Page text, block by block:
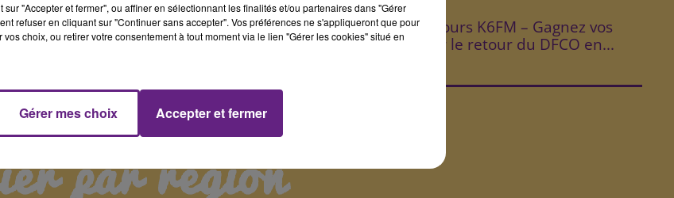
Fin : 14 août 2026
⚽ Jeu Concours K6FM – Gagnez vos
places pour le retour du DFCO en...
"Accepter et fermer", ou affiner en sélectionnant les finalités et/ou partenaires dans "Gérer
refuser en cliquant sur "Continuer sans accepter". Vos préférences ne s'appliqueront que pour
vos choix, ou retirer votre consentement à tout moment via le lien "Gérer les cookies" situé en
Gérer mes choix Accepter et fermer